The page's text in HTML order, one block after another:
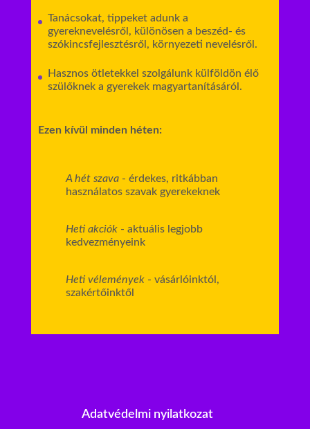
Tanácsokat, tippeket adunk a
gyereknevelésről, különösen a beszéd- és
szókincsfejlesztésről, környezeti nevelésről.
Hasznos ötletekkel szolgálunk külföldön élő
szülőknek a gyerekek magyartanításáról.
Ezen kívül minden héten:
A hét szava- érdekes, ritkábban
használatos szavak gyerekeknek
Heti akciók- aktuális legjobb
kedvezményeink
Heti vélemények- vásárlóinktól,
szakértőinktől
Adatvédelmi nyilatkozat